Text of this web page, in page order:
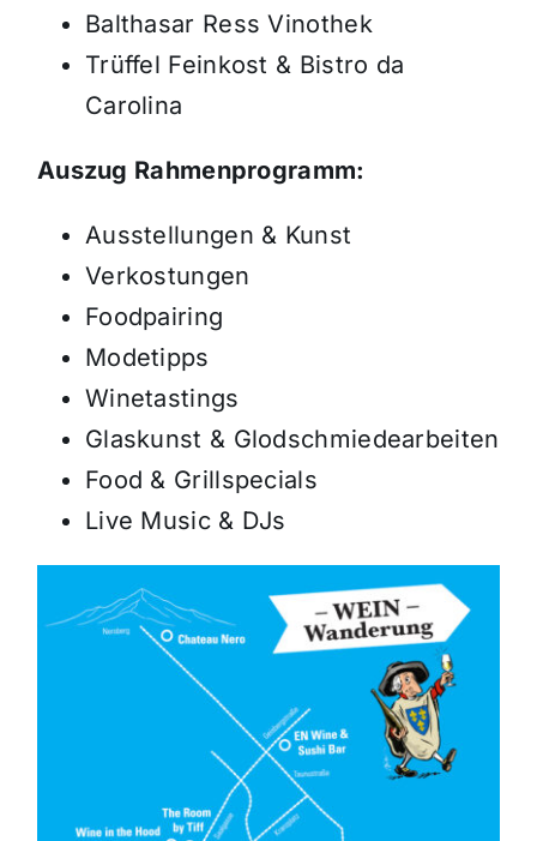
Balthasar Ress Vinothek
Trüffel Feinkost & Bistro da
Carolina
Auszug Rahmenprogramm:
Ausstellungen & Kunst
Verkostungen
Foodpairing
Modetipps
Winetastings
Glaskunst & Glodschmiedearbeiten
Food & Grillspecials
Live Music & DJs